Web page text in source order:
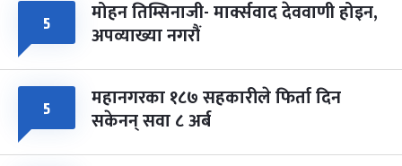
५ मोहन तिम्सिनाजी- मार्क्सवाद देववाणी होइन,
अपव्याख्या नगरौं
५ महानगरका १८७ सहकारीले फिर्ता दिन
सकेनन् सवा ८ अर्ब